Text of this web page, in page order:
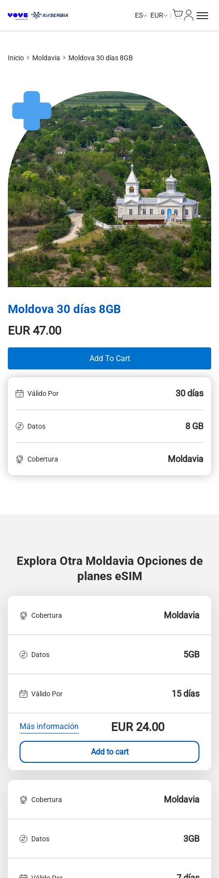
ES EUR
Inicio Moldavia Moldova 30 días 8GB
Moldova 30 días 8GB
EUR47.00
Add To Cart
Válido Por 30 días
Datos 8 GB
Cobertura Moldavia
Explora Otra Moldavia Opciones de
planes eSIM
Cobertura Moldavia
Datos 5GB
Válido Por 15 días
Más información EUR24.00
Add to cart
Cobertura Moldavia
Datos 3GB